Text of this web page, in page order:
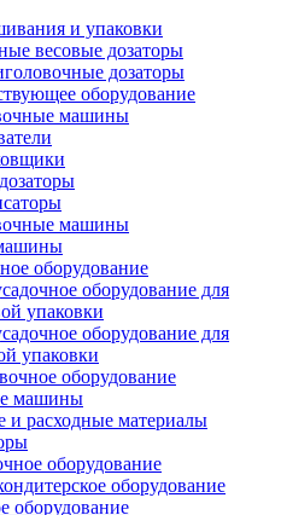
и упаковки
весовые дозаторы
дозаторы
оборудование
машины
машины
оборудование
оборудование для
упаковки
оборудование для
упаковки
оборудование
машины
и расходные материалы
оборудование
оборудование
оборудование